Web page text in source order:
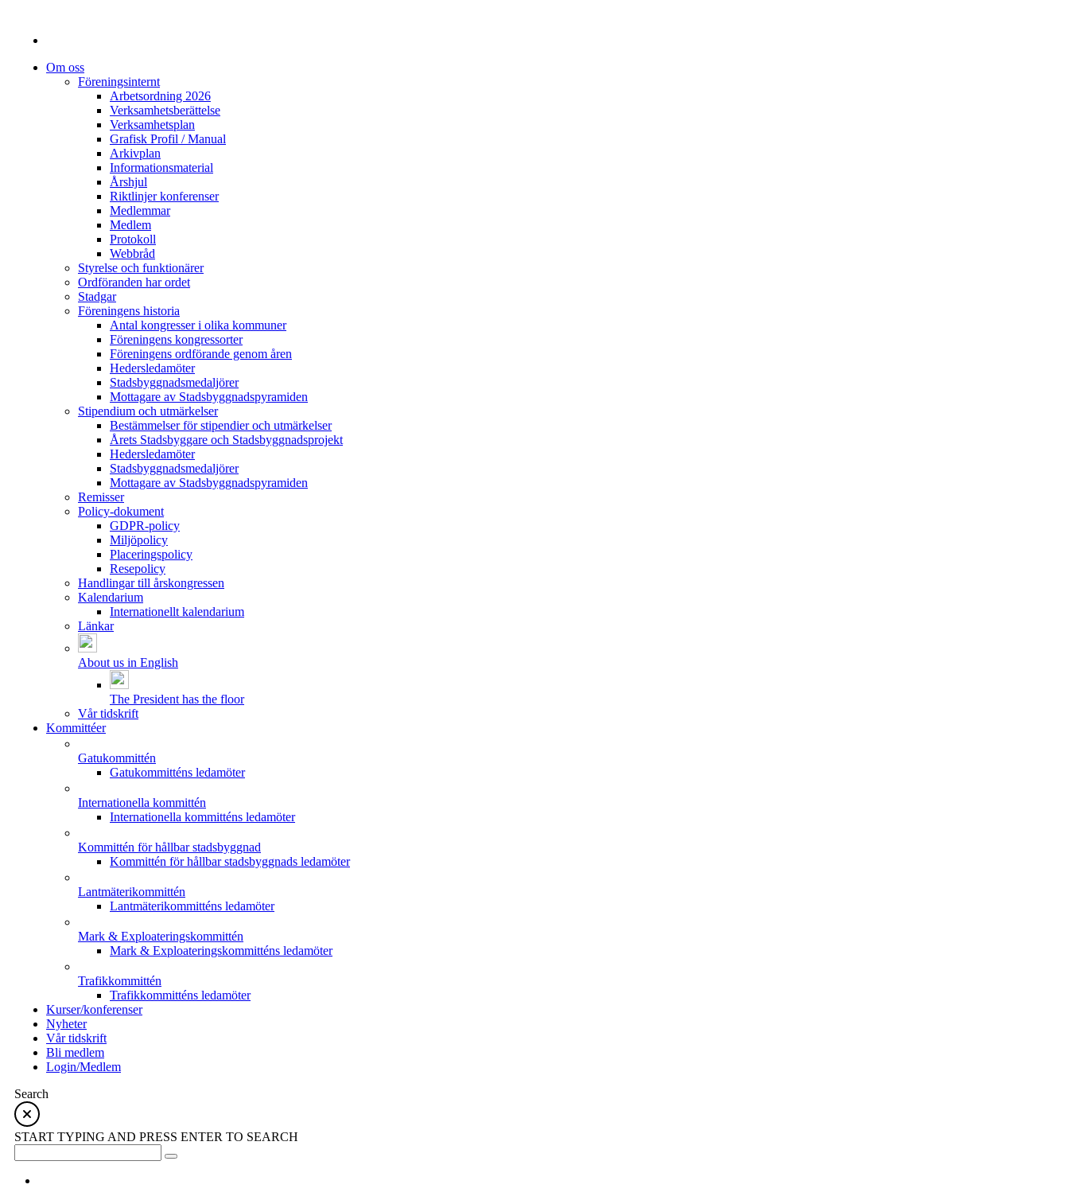
Om oss
Föreningsinternt
Arbetsordning 2026
Verksamhetsberättelse
Verksamhetsplan
Grafisk Profil / Manual
Arkivplan
Informationsmaterial
Årshjul
Riktlinjer konferenser
Medlemmar
Medlem
Protokoll
Webbråd
Styrelse och funktionärer
Ordföranden har ordet
Stadgar
Föreningens historia
Antal kongresser i olika kommuner
Föreningens kongressorter
Föreningens ordförande genom åren
Hedersledamöter
Stadsbyggnadsmedaljörer
Mottagare av Stadsbyggnadspyramiden
Stipendium och utmärkelser
Bestämmelser för stipendier och utmärkelser
Årets Stadsbyggare och Stadsbyggnadsprojekt
Hedersledamöter
Stadsbyggnadsmedaljörer
Mottagare av Stadsbyggnadspyramiden
Remisser
Policy-dokument
GDPR-policy
Miljöpolicy
Placeringspolicy
Resepolicy
Handlingar till årskongressen
Kalendarium
Internationellt kalendarium
Länkar
About us in English
The President has the floor
Vår tidskrift
Kommittéer
Gatukommittén
Gatukommitténs ledamöter
Internationella kommittén
Internationella kommitténs ledamöter
Kommittén för hållbar stadsbyggnad
Kommittén för hållbar stadsbyggnads ledamöter
Lantmäterikommittén
Lantmäterikommitténs ledamöter
Mark & Exploateringskommittén
Mark & Exploateringskommitténs ledamöter
Trafikkommittén
Trafikkommitténs ledamöter
Kurser/konferenser
Nyheter
Vår tidskrift
Bli medlem
Login/Medlem
Search
START TYPING AND PRESS ENTER TO SEARCH